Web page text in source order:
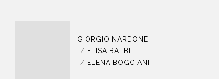
GIORGIO NARDONE
ELISA BALBI
ELENA BOGGIANI